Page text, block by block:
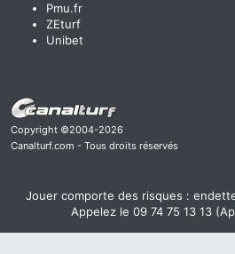
Pmu.fr
ZEturf
Unibet
Copyright ©2004-2026
Canalturf.com - Tous droits réservés
Jouer comporte des risques :
Appelez le 09 74 75 13 13